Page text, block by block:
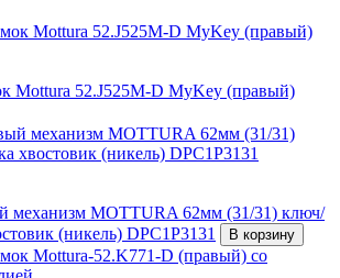
Mottura 52.J525M-D MyKey (правый)
механизм MOTTURA 62мм (31/31) ключ/
(никель) DPC1P3131
В корзину